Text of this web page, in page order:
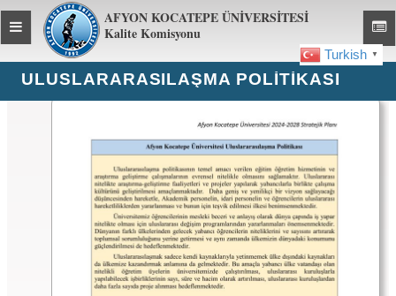
AFYON KOCATEPE ÜNİVERSİTESİ
Kalite Komisyonu
Toggle
global
navigation
Turkish ▼
ULUSLARARASILAŞMA POLITIKASI